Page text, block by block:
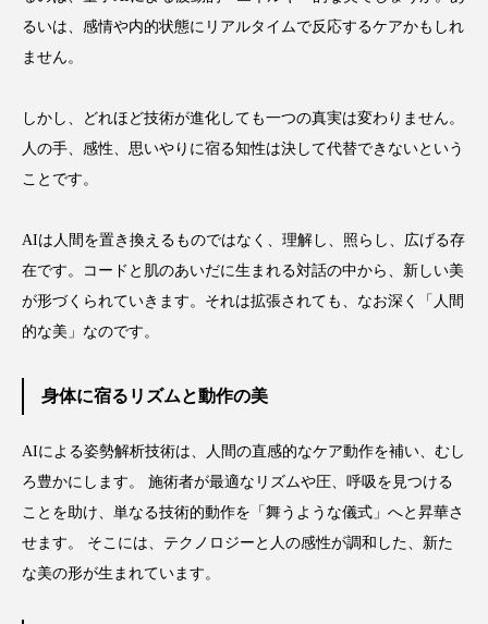
るいは、感情や内的状態にリアルタイムで反応するケアかもしれ
ません。
しかし、どれほど技術が進化しても一つの真実は変わりません。
人の手、感性、思いやりに宿る知性は決して代替できないという
ことです。
AIは人間を置き換えるものではなく、理解し、照らし、広げる存
在です。コードと肌のあいだに生まれる対話の中から、新しい美
が形づくられていきます。それは拡張されても、なお深く「人間
的な美」なのです。
身体に宿るリズムと動作の美
AIによる姿勢解析技術は、人間の直感的なケア動作を補い、むし
ろ豊かにします。 施術者が最適なリズムや圧、呼吸を見つける
ことを助け、単なる技術的動作を「舞うような儀式」へと昇華さ
せます。 そこには、テクノロジーと人の感性が調和した、新た
な美の形が生まれています。